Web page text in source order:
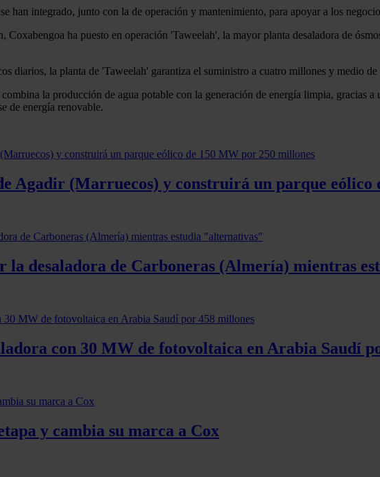
han integrado, junto con la de operación y mantenimiento, para apoyar a los
Coxabengoa ha puesto en operación 'Taweelah', la mayor planta desaladora de
diarios, la planta de 'Taweelah' garantiza el suministro a cuatro millones y medio
la producción de agua potable con la generación de energía limpia, gracias
de energía renovable.
Agadir (Marruecos) y construirá un parque eólico
desaladora de Carboneras (Almería) mientras
con 30 MW de fotovoltaica en Arabia Saudí
y cambia su marca a Cox